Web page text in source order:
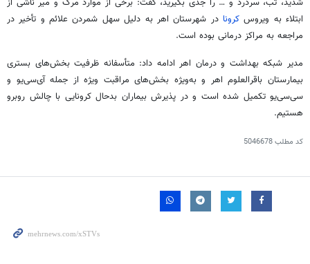
ابتلاء به ویروسکرونا در شهرستان اهر به دلیل سهل شمردن علائم و تأخیر در
مراجعه به مراکز درمانی بوده است.
مدیر شبکه بهداشت و درمان اهر ادامه داد: متأسفانه ظرفیت بخش‌های بستری
بیمارستان باقرالعلوم اهر و به‌ویژه بخش‌های مراقبت ویژه از جمله آی‌سی‌یو و
سی‌سی‌یو تکمیل شده است و در پذیرش بیماران بدحال کرونایی با چالش روبرو
هستیم.
کد مطلب5046678